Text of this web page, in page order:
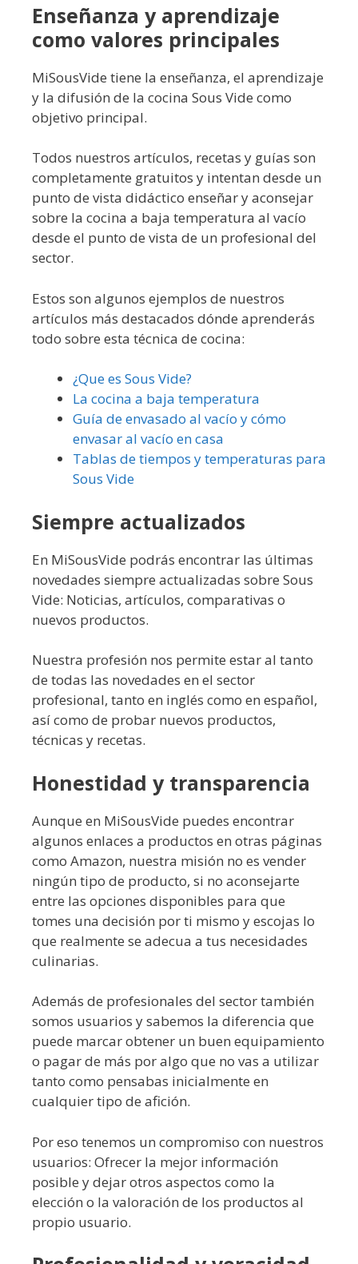
Enseñanza y aprendizaje
como valores principales
MiSousVide tiene la enseñanza, el aprendizaje
y la difusión de la cocina Sous Vide como
objetivo principal.
Todos nuestros artículos, recetas y guías son
completamente gratuitos y intentan desde un
punto de vista didáctico enseñar y aconsejar
sobre la cocina a baja temperatura al vacío
desde el punto de vista de un profesional del
sector.
Estos son algunos ejemplos de nuestros
artículos más destacados dónde aprenderás
todo sobre esta técnica de cocina:
¿Que es Sous Vide?
La cocina a baja temperatura
Guía de envasado al vacío y cómo
envasar al vacío en casa
Tablas de tiempos y temperaturas para
Sous Vide
Siempre actualizados
En MiSousVide podrás encontrar las últimas
novedades siempre actualizadas sobre Sous
Vide: Noticias, artículos, comparativas o
nuevos productos.
Nuestra profesión nos permite estar al tanto
de todas las novedades en el sector
profesional, tanto en inglés como en español,
así como de probar nuevos productos,
técnicas y recetas.
Honestidad y transparencia
Aunque en MiSousVide puedes encontrar
algunos enlaces a productos en otras páginas
como Amazon, nuestra misión no es vender
ningún tipo de producto, si no aconsejarte
entre las opciones disponibles para que
tomes una decisión por ti mismo y escojas lo
que realmente se adecua a tus necesidades
culinarias.
Además de profesionales del sector también
somos usuarios y sabemos la diferencia que
puede marcar obtener un buen equipamiento
o pagar de más por algo que no vas a utilizar
tanto como pensabas inicialmente en
cualquier tipo de afición.
Por eso tenemos un compromiso con nuestros
usuarios: Ofrecer la mejor información
posible y dejar otros aspectos como la
elección o la valoración de los productos al
propio usuario.